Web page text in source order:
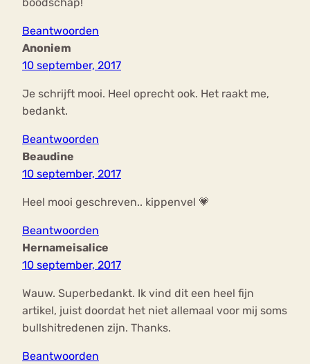
Beantwoorden
Anoniem
10 september, 2017
Je schrijft mooi. Heel oprecht ook. Het raakt me,
bedankt.
Beantwoorden
Beaudine
10 september, 2017
Heel mooi geschreven.. kippenvel 💗
Beantwoorden
Hernameisalice
10 september, 2017
Wauw. Superbedankt. Ik vind dit een heel fijn
artikel, juist doordat het niet allemaal voor mij soms
bullshitredenen zijn. Thanks.
Beantwoorden